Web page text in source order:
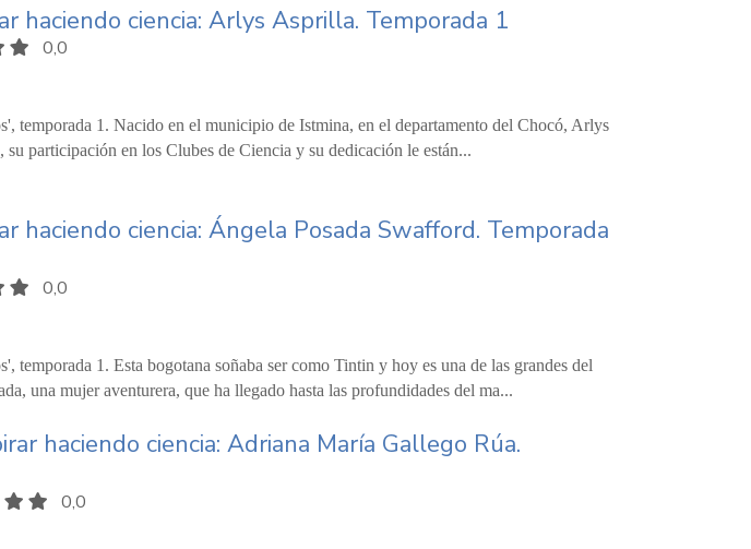
haciendo ciencia: Arlys Asprilla. Temporada 1
0,0
temporada 1. Nacido en el municipio de Istmina, en el departamento del Chocó, Arlys
participación en los Clubes de Ciencia y su dedicación le están...
haciendo ciencia: Ángela Posada Swafford. Temporada
0,0
temporada 1. Esta bogotana soñaba ser como Tintin y hoy es una de las grandes del
una mujer aventurera, que ha llegado hasta las profundidades del ma...
haciendo ciencia: Adriana María Gallego Rúa.
0,0